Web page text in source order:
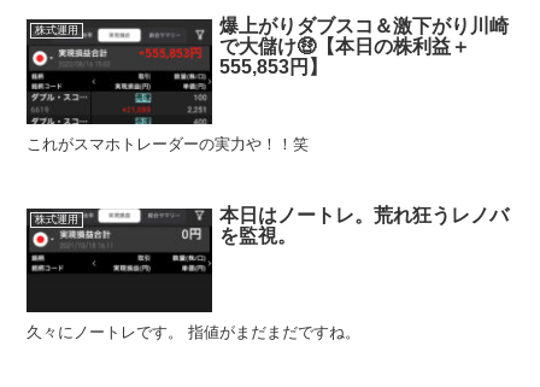
株式運用
爆上がりダブスコ＆激下がり川崎
で大儲け🤑【本日の株利益＋
555,853円】
これがスマホトレーダーの実力や！！笑
株式運用
本日はノートレ。荒れ狂うレノバ
を監視。
久々にノートレです。 指値がまだまだですね。